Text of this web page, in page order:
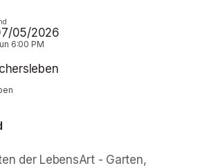
05/2026
6:00 PM
der LebensArt - Garten,